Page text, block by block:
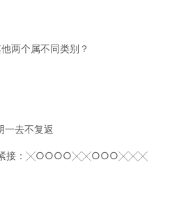
两个属不同类别？
一去不复返
应紧接：╳○○○○╳╳○○○╳╳╳